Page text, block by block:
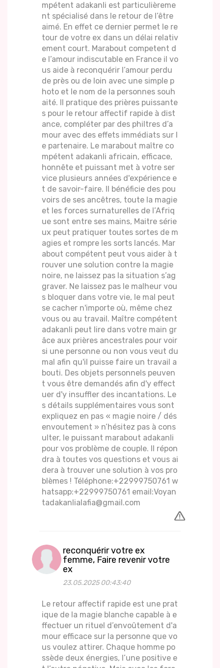
mpétent adakanli est particulièreme
nt spécialisé dans le retour de l’être
aimé. En effet ce dernier permet le re
tour de votre ex dans un délai relativ
ement court. Marabout competent d
e l’amour indiscutable en France il vo
us aide à reconquérir l’amour perdu
de près ou de loin avec une simple p
hoto et le nom de la personnes souh
aité. Il pratique des prières puissante
s pour le retour affectif rapide à dist
ance, compléter par des philtres d’a
mour avec des effets immédiats sur l
e partenaire. Le marabout maître co
mpétent adakanli africain, efficace,
honnête et puissant met à votre ser
vice plusieurs années d'expérience e
t de savoir-faire. Il bénéficie des pou
voirs de ses ancêtres, toute la magie
et les forces surnaturelles de l’Afriq
ue sont entre ses mains, Maitre série
ux peut pratiquer toutes sortes de m
agies et rompre les sorts lancés. Mar
about compétent peut vous aider à t
rouver une solution contre la magie
noire, ne laissez pas la situation s’ag
graver. Ne laissez pas le malheur vou
s bloquer dans votre vie, le mal peut
se cacher n'importe où, même chez
vous ou au travail. Maître compétent
adakanli peut lire dans votre main gr
âce aux prières ancestrales pour voir
si une personne ou non vous veut du
mal afin qu'il puisse faire un travail a
bouti. Des objets personnels peuven
t vous être demandés afin d'y effect
uer d'y insuffler des incantations. Le
s détails supplémentaires vous sont
expliquez en pas « magie noire / dés
envoutement » n’hésitez pas à cons
ulter, le puissant marabout adakanli
pour vos problème de couple. Il répon
dra à toutes vos questions et vous ai
dera à trouver une solution à vos pro
blèmes ! Téléphone:+22999750761 w
hatsapp:+22999750761 email:Voyan
tadakanlialafia@gmail.com
reconquérir votre ex
femme, Faire revenir votre
ex
23.05.2025 00:43:40
Le retour affectif rapide est une prat
ique de la magie blanche capable à e
ffectuer un rituel d’envoûtement d'a
mour efficace sur la personne que vo
us voulez attirer. Chaque homme po
ssède deux énergies, l’une positive e